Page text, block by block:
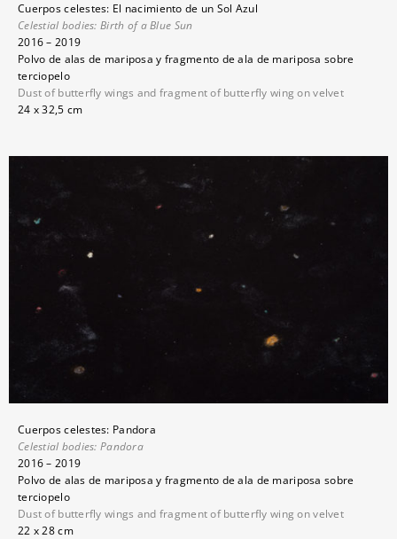
Cuerpos celestes: El nacimiento de un Sol Azul
Celestial bodies: Birth of a Blue Sun
2016 – 2019
Polvo de alas de mariposa y fragmento de ala de mariposa sobre
terciopelo
Dust of butterfly wings and fragment of butterfly wing on velvet
24 x 32,5 cm
Cuerpos celestes: Pandora
Celestial bodies:Pandora
2016 – 2019
Polvo de alas de mariposa y fragmento de ala de mariposa sobre
terciopelo
Dust of butterfly wings and fragment of butterfly wing on velvet
22 x 28 cm